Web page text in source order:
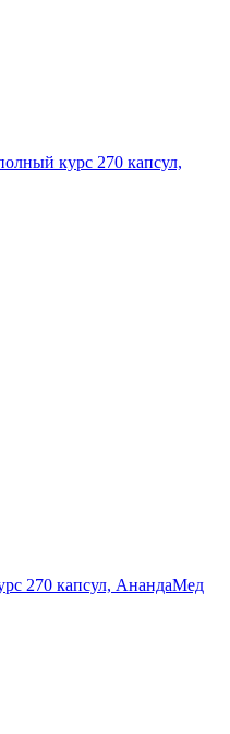
курс 270 капсул,
270 капсул, АнандаМед